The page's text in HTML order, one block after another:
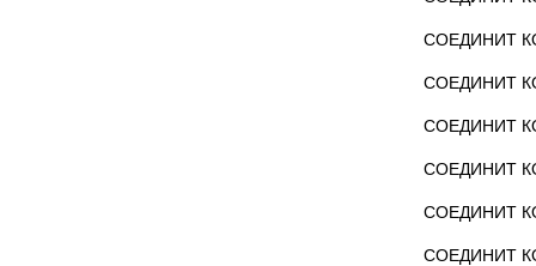
СОЕДИНИТ
СОЕДИНИТ
СОЕДИНИТ
СОЕДИНИТ
СОЕДИНИТ
СОЕДИНИТ